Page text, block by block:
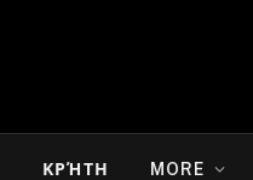
ΚΡΉΤΗ MORE